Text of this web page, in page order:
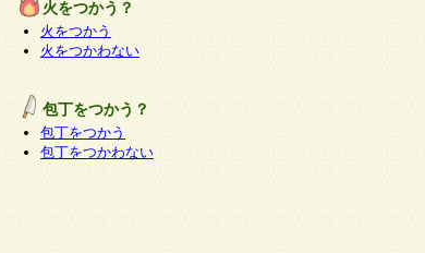
火をつかう？
火をつかう
火をつかわない
包丁をつかう？
包丁をつかう
包丁をつかわない